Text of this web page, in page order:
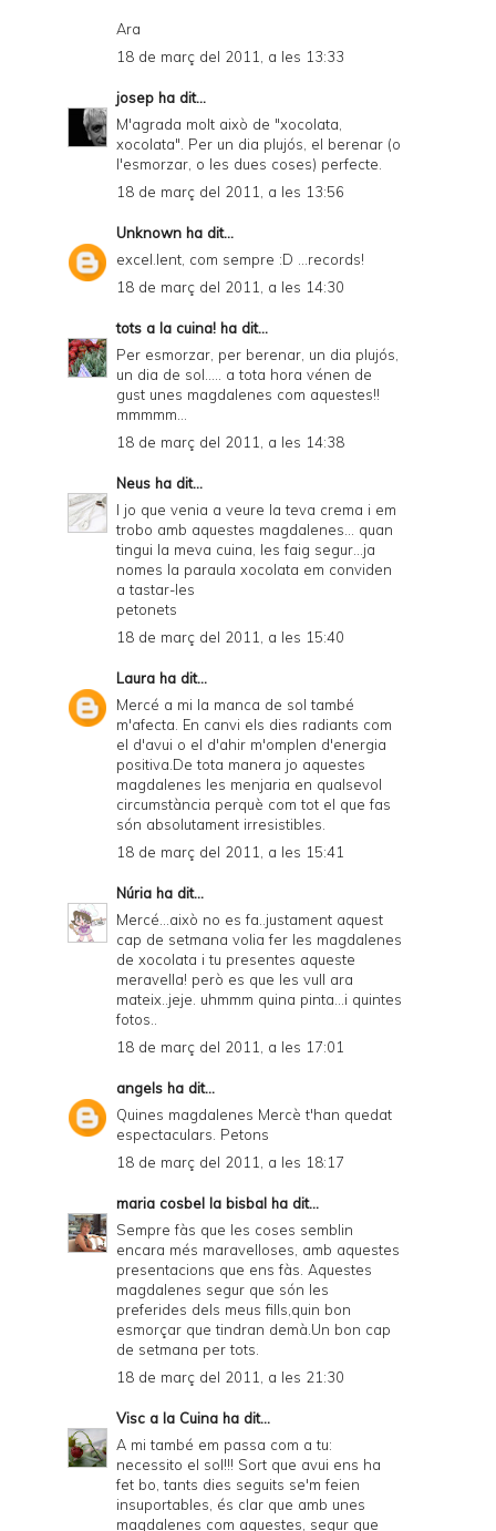
Ara
18 de març del 2011, a les 13:33
josep ha dit...
M'agrada molt això de "xocolata,
xocolata". Per un dia plujós, el berenar (o
l'esmorzar, o les dues coses) perfecte.
18 de març del 2011, a les 13:56
Unknown ha dit...
excel.lent, com sempre :D ...records!
18 de març del 2011, a les 14:30
tots a la cuina! ha dit...
Per esmorzar, per berenar, un dia plujós,
un dia de sol..... a tota hora vénen de
gust unes magdalenes com aquestes!!
mmmmm...
18 de març del 2011, a les 14:38
Neus ha dit...
I jo que venia a veure la teva crema i em
trobo amb aquestes magdalenes... quan
tingui la meva cuina, les faig segur...ja
nomes la paraula xocolata em conviden
a tastar-les
petonets
18 de març del 2011, a les 15:40
Laura ha dit...
Mercé a mi la manca de sol també
m'afecta. En canvi els dies radiants com
el d'avui o el d'ahir m'omplen d'energia
positiva.De tota manera jo aquestes
magdalenes les menjaria en qualsevol
circumstància perquè com tot el que fas
són absolutament irresistibles.
18 de març del 2011, a les 15:41
Núria ha dit...
Mercé...això no es fa..justament aquest
cap de setmana volia fer les magdalenes
de xocolata i tu presentes aqueste
meravella! però es que les vull ara
mateix..jeje. uhmmm quina pinta...i quintes
fotos..
18 de març del 2011, a les 17:01
angels ha dit...
Quines magdalenes Mercè t'han quedat
espectaculars. Petons
18 de març del 2011, a les 18:17
maria cosbel la bisbal ha dit...
Sempre fàs que les coses semblin
encara més maravelloses, amb aquestes
presentacions que ens fàs. Aquestes
magdalenes segur que són les
preferides dels meus fills,quin bon
esmorçar que tindran demà.Un bon cap
de setmana per tots.
18 de març del 2011, a les 21:30
Visc a la Cuina ha dit...
A mi també em passa com a tu:
necessito el sol!!! Sort que avui ens ha
fet bo, tants dies seguits se'm feien
insuportables, és clar que amb unes
magdalenes com aquestes, segur que